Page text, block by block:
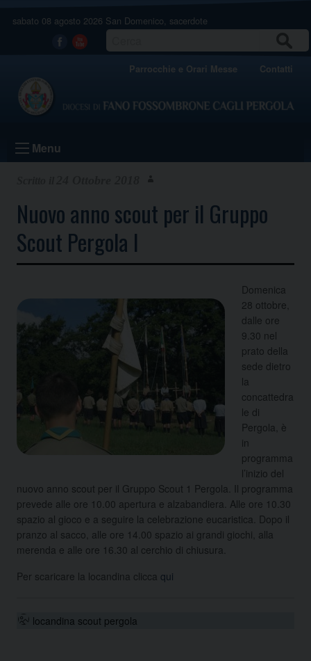
sabato 08 agosto 2026 San Domenico, sacerdote
Facebook
Youtube
Parrocchie e Orari Messe Contatti
Menu
Nuovo anno scout per il Gruppo
Scout Pergola I
Domenica
28 ottobre,
dalle ore
9.30 nel
prato della
sede dietro
la
concattedra
le di
Pergola, è
in
programma
l’inizio del
nuovo anno scout per il Gruppo Scout 1 Pergola. Il programma
prevede alle ore 10.00 apertura e alzabandiera. Alle ore 10.30
spazio al gioco e a seguire la celebrazione eucaristica. Dopo il
pranzo al sacco, alle ore 14.00 spazio ai grandi giochi, alla
merenda e alle ore 16.30 al cerchio di chiusura.
Per scaricare la locandina clicca qui
locandina scout pergola